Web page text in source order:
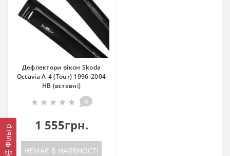
Фільтр
Дефлектори вікон Skoda
Octavia A-4 (Tour) 1996-2004
HB (вставні)
0
1 555грн.
НЕМАЄ В НАЯВНОСТІ